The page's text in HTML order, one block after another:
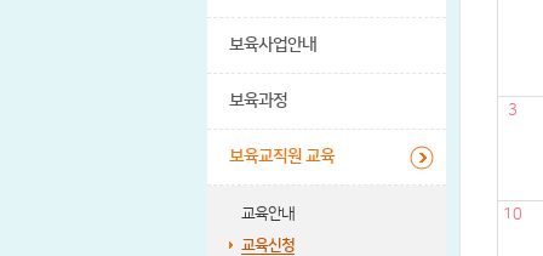
보육사업안내
보육과정
보육교직원 교육
교육안내
교육신청
3
10